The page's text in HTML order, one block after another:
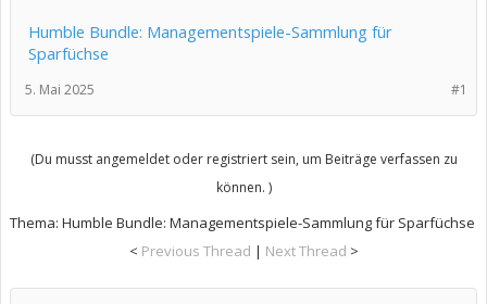
Humble Bundle: Managementspiele-Sammlung für
Sparfüchse
#1
5. Mai 2025
(Du musst angemeldet oder registriert sein, um Beiträge verfassen zu
können. )
Thema: Humble Bundle: Managementspiele-Sammlung für Sparfüchse
< Previous Thread | Next Thread >